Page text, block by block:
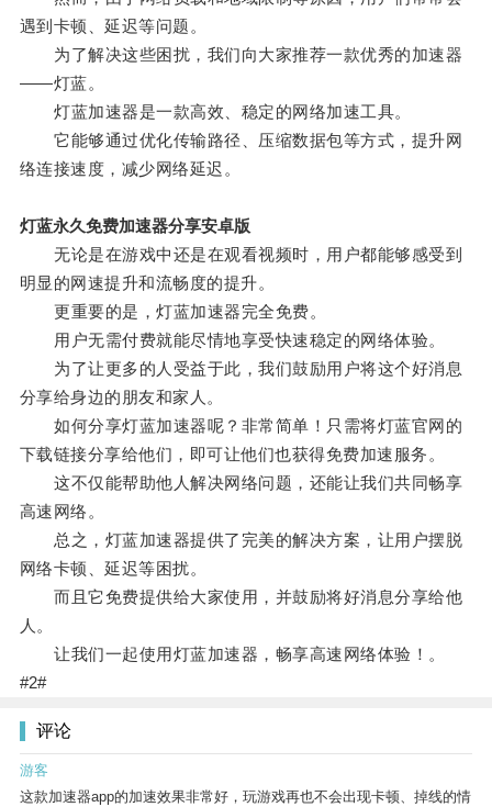
遇到卡顿、延迟等问题。
为了解决这些困扰，我们向大家推荐一款优秀的加速器
——灯蓝。
灯蓝加速器是一款高效、稳定的网络加速工具。
它能够通过优化传输路径、压缩数据包等方式，提升网
络连接速度，减少网络延迟。
灯蓝永久免费加速器分享安卓版
无论是在游戏中还是在观看视频时，用户都能够感受到
明显的网速提升和流畅度的提升。
更重要的是，灯蓝加速器完全免费。
用户无需付费就能尽情地享受快速稳定的网络体验。
为了让更多的人受益于此，我们鼓励用户将这个好消息
分享给身边的朋友和家人。
如何分享灯蓝加速器呢？非常简单！只需将灯蓝官网的
下载链接分享给他们，即可让他们也获得免费加速服务。
这不仅能帮助他人解决网络问题，还能让我们共同畅享
高速网络。
总之，灯蓝加速器提供了完美的解决方案，让用户摆脱
网络卡顿、延迟等困扰。
而且它免费提供给大家使用，并鼓励将好消息分享给他
人。
让我们一起使用灯蓝加速器，畅享高速网络体验！。
#2#
评论
游客
这款加速器app的加速效果非常好，玩游戏再也不会出现卡顿、掉线的情